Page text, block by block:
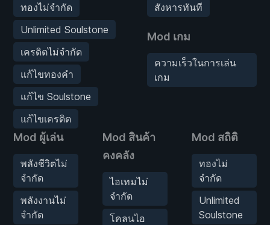
ทองไม่จำกัด
Unlimited Soulstone
เครดิตไม่จำกัด
แก้ไขทองคำ
แก้ไข Soulstone
แก้ไขเครดิต
สังหารทันที
Mod เกม
ความเร็วในการเล่น
เกม
Mod ผู้เล่น
พลังชีวิตไม่
จำกัด
พลังงานไม่
จำกัด
Mod สินค้า
คงคลัง
ไอเทมไม่
จำกัด
โคลนไอ
Mod สถิติ
ทองไม่
จำกัด
Unlimited
Soulstone